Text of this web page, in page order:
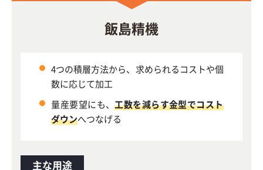
飯島精機
4つの積層方法から、求められるコストや個
数に応じて加工
量産要望にも、工数を減らす金型でコスト
ダウンへつなげる
主な用途